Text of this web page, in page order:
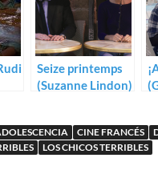
Seize printemps
(Suzanne Lindon)
CINE FRANCÉS
LOS CHICOS TERRIBLES